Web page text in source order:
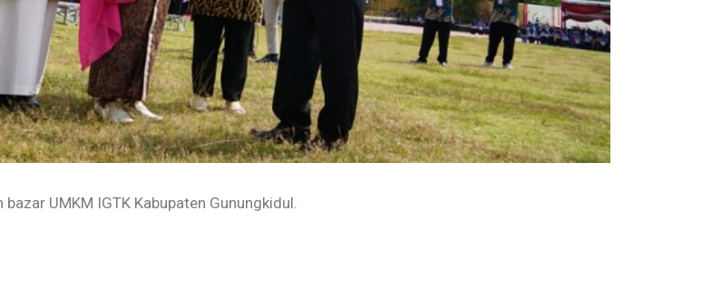
UMKM IGTK Kabupaten Gunungkidul.